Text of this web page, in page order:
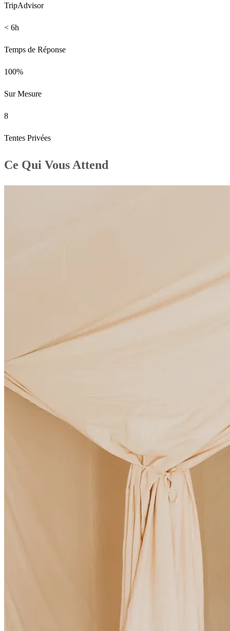
TripAdvisor
< 6h
Temps de Réponse
100%
Sur Mesure
8
Tentes Privées
Ce Qui Vous Attend